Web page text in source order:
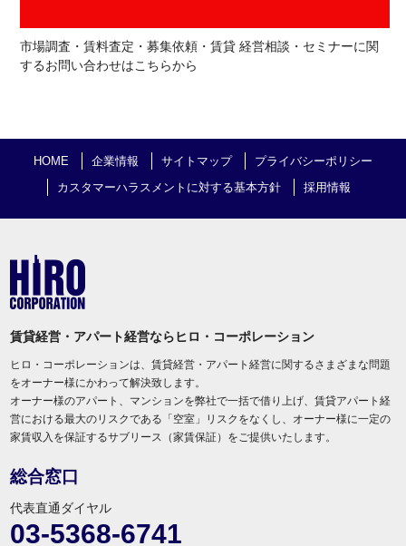
市場調査・賃料査定・募集依頼・賃貸 経営相談・セミナーに関
するお問い合わせはこちらから
HOME 企業情報 サイトマップ
プライバシーポリシー
カスタマーハラスメントに対する基本方針
採用情報
賃貸経営・アパート経営ならヒロ・コーポレーション
ヒロ・コーポレーションは、賃貸経営・アパート経営に関するさまざまな問題
をオーナー様にかわって解決致します。
オーナー様のアパート、マンションを弊社で一括で借り上げ、賃貸アパート経
営における最大のリスクである「空室」リスクをなくし、オーナー様に一定の
家賃収入を保証するサブリース（家賃保証）をご提供いたします。
総合窓口
代表直通ダイヤル
03-5368-6741